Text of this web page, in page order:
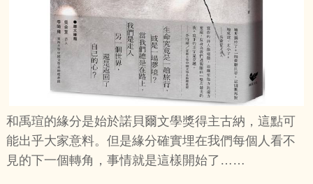
和禹瑄的緣分是始於諾貝爾文學獎得主古納，這點可
能出乎大家意料。但是緣分確實埋在我們每個人看不
見的下一個轉角，事情就是這樣開始了……